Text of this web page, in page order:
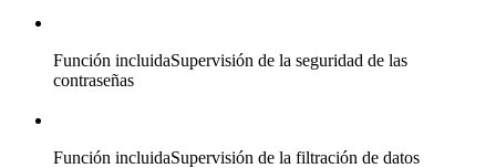
Función incluidaSupervisión de la seguridad de las
contraseñas
Función incluidaSupervisión de la filtración de datos